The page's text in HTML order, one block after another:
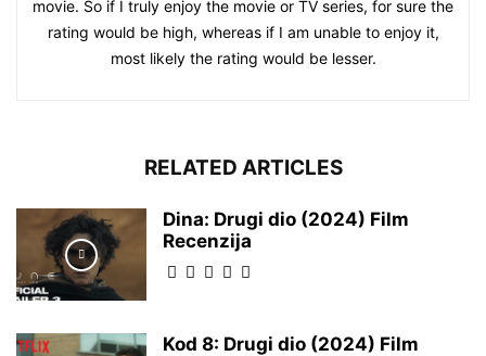
movie. So if I truly enjoy the movie or TV series, for sure the
rating would be high, whereas if I am unable to enjoy it,
most likely the rating would be lesser.
RELATED ARTICLES
Dina: Drugi dio (2024) Film
Recenzija
Kod 8: Drugi dio (2024) Film